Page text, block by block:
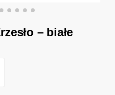
– białe